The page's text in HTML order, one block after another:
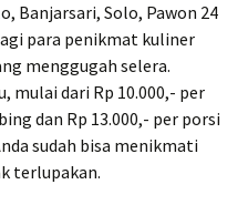
Banjarsari, Solo, Pawon 24
para penikmat kuliner
menggugah selera.
mulai dari Rp 10.000,- per
dan Rp 13.000,- per porsi
sudah bisa menikmati
terlupakan.